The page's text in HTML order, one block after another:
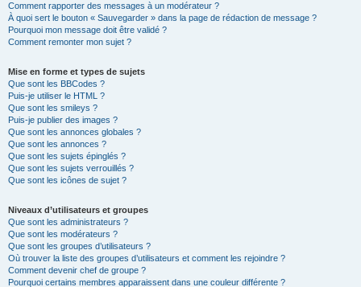
Comment rapporter des messages à un modérateur ?
À quoi sert le bouton « Sauvegarder » dans la page de rédaction de message ?
Pourquoi mon message doit être validé ?
Comment remonter mon sujet ?
Mise en forme et types de sujets
Que sont les BBCodes ?
Puis-je utiliser le HTML ?
Que sont les smileys ?
Puis-je publier des images ?
Que sont les annonces globales ?
Que sont les annonces ?
Que sont les sujets épinglés ?
Que sont les sujets verrouillés ?
Que sont les icônes de sujet ?
Niveaux d’utilisateurs et groupes
Que sont les administrateurs ?
Que sont les modérateurs ?
Que sont les groupes d’utilisateurs ?
Où trouver la liste des groupes d’utilisateurs et comment les rejoindre ?
Comment devenir chef de groupe ?
Pourquoi certains membres apparaissent dans une couleur différente ?